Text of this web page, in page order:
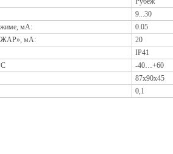
9...30
мА:
0.05
мА:
20
IP41
-40…+60
87х90х45
0,1